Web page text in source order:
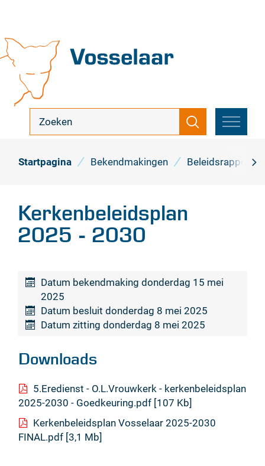
inhoud
Vosselaar
zoek
Zoeken
MENU
Startpagina Bekendmakingen Beleidsrapporten
Kerkenbeleidsplan
2025 - 2030
Datum bekendmaking donderdag 15 mei
2025
Datum besluit donderdag 8 mei 2025
Datum zitting donderdag 8 mei 2025
Downloads
5.Eredienst - O.L.Vrouwkerk - kerkenbeleidsplan
2025-2030 - Goedkeuring.pdf 107 Kb
Kerkenbeleidsplan Vosselaar 2025-2030
FINAL.pdf 3,1 Mb